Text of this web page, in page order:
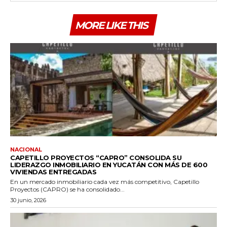
MORE LIKE THIS
NACIONAL
CAPETILLO PROYECTOS “CAPRO” CONSOLIDA SU
LIDERAZGO INMOBILIARIO EN YUCATÁN CON MÁS DE 600
VIVIENDAS ENTREGADAS
En un mercado inmobiliario cada vez más competitivo, Capetillo
Proyectos (CAPRO) se ha consolidado...
30 junio, 2026